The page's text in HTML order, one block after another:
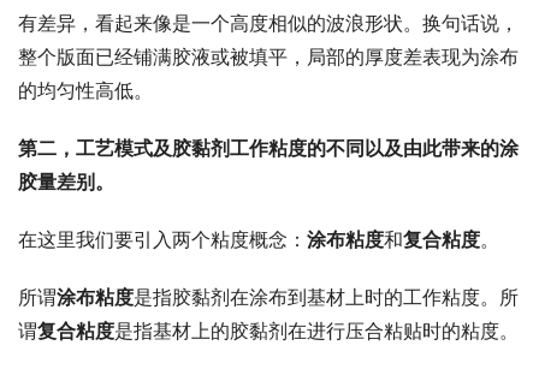
有差异，看起来像是一个高度相似的波浪形状。换句话说，
整个版面已经铺满胶液或被填平，局部的厚度差表现为涂布
的均匀性高低。
第二，工艺模式及胶黏剂工作粘度的不同以及由此带来的涂
胶量差别。
在这里我们要引入两个粘度概念： 涂布粘度和复合粘度。
所谓涂布粘度是指胶黏剂在涂布到基材上时的工作粘度。所
谓复合粘度是指基材上的胶黏剂在进行压合粘贴时的粘度。